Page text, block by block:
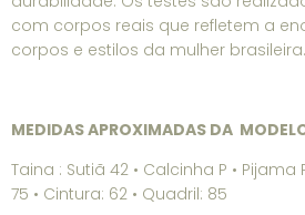
com corpos reais que refletem a
corpos e estilos da mulher brasileira.
MEDIDAS APROXIMADAS DA
Taina : Sutiã 42 • Calcinha P • Pijama
75 • Cintura: 62 • Quadril: 85